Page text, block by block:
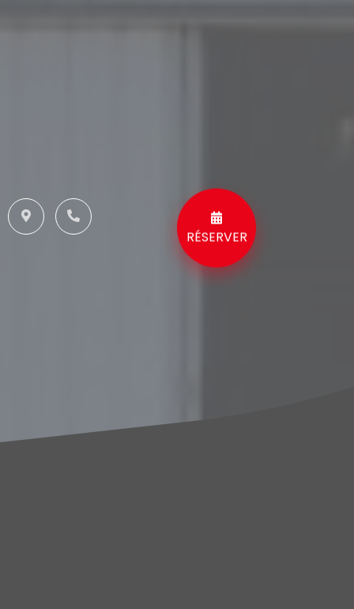
RÉSERVER